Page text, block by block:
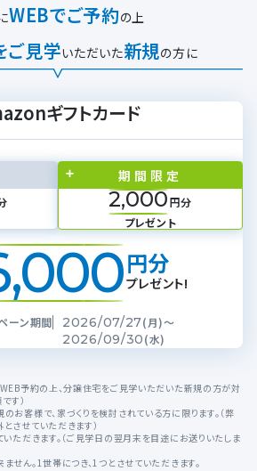
WEBでご予約の上
ご見学いただいた新規の方に
ギフトカード
期間限定
2,000円分
プレゼント
円分
プレゼント!
ーン期間 2026/07/27(月)～
2026/09/30(水)
予約の上、分譲住宅をご見学いただいた新規の方が対
す）
客様で、家づくりを検討されている方に限ります。（弊
させていただきます）
ただきます。（ご見学日の翌月末を目途にお送りいたしま
ん。1世帯につき、1つとさせていただきます。